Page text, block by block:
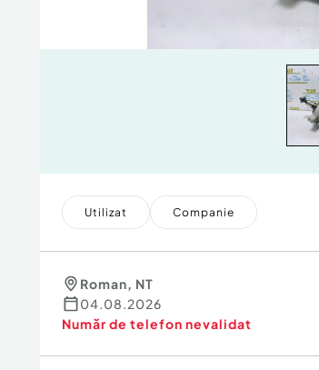
Utilizat Companie
Roman, NT
04.08.2026
Număr de telefon nevalidat